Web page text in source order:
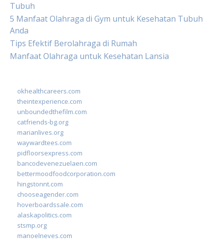
Tubuh
5 Manfaat Olahraga di Gym untuk Kesehatan Tubuh
Anda
Tips Efektif Berolahraga di Rumah
Manfaat Olahraga untuk Kesehatan Lansia
okhealthcareers.com
theintexperience.com
unboundedthefilm.com
catfriends-bg.org
marianlives.org
waywardtees.com
pidfloorsexpress.com
bancodevenezuelaen.com
bettermoodfoodcorporation.com
hingstonnt.com
chooseagender.com
hoverboardssale.com
alaskapolitics.com
stsmp.org
manoelneves.com